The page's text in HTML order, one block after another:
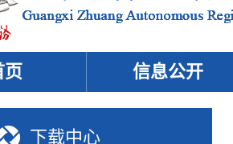
页 信息公开
下载中心